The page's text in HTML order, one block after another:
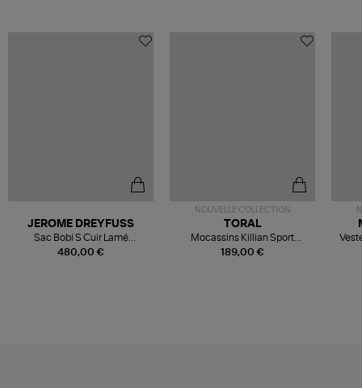
480,00 €
JEROME DREYFUSS
Sac Bobi S Cuir Lamé
Champagne
NOUVELLE COLLECTION
189,00 €
TORAL
Mocassins Killian Sport
Mousse